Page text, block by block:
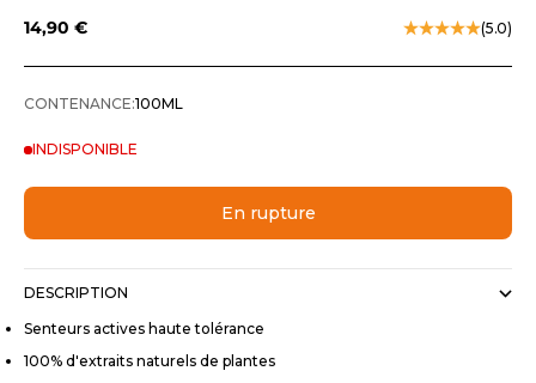
Prix de vente
14,90 € (5.0)
CONTENANCE:100ML
INDISPONIBLE
En rupture
DESCRIPTION
Senteurs actives haute tolérance
100% d'extraits naturels de plantes